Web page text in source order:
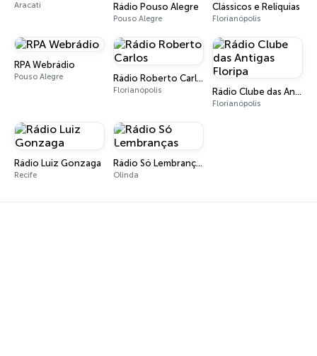
Aracati Rádio Pouso Alegre
Pouso Alegre
Clássicos e Relíquias
Florianópolis
RPA Webrádio
Pouso Alegre Rádio Roberto Carlos
Florianópolis Rádio Clube das Antigas Floripa
Florianópolis
Rádio Luiz Gonzaga
Recife
Rádio Só Lembranças
Olinda